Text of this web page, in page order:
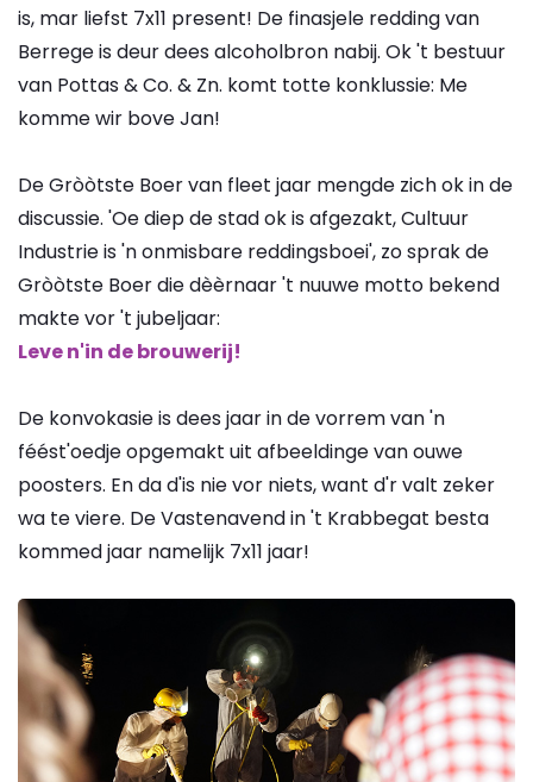
is, mar liefst 7x11 present! De finasjele redding van
Berrege is deur dees alcoholbron nabij. Ok 't bestuur
van Pottas & Co. & Zn. komt totte konklussie: Me
komme wir bove Jan!
De Gròòtste Boer van fleet jaar mengde zich ok in de
discussie. 'Oe diep de stad ok is afgezakt, Cultuur
Industrie is 'n onmisbare reddingsboei', zo sprak de
Gròòtste Boer die dèèrnaar 't nuuwe motto bekend
makte vor 't jubeljaar:
Leve n'in de brouwerij!
De konvokasie is dees jaar in de vorrem van 'n
féést'oedje opgemakt uit afbeeldinge van ouwe
poosters. En da d'is nie vor niets, want d'r valt zeker
wa te viere. De Vastenavend in 't Krabbegat besta
kommed jaar namelijk 7x11 jaar!